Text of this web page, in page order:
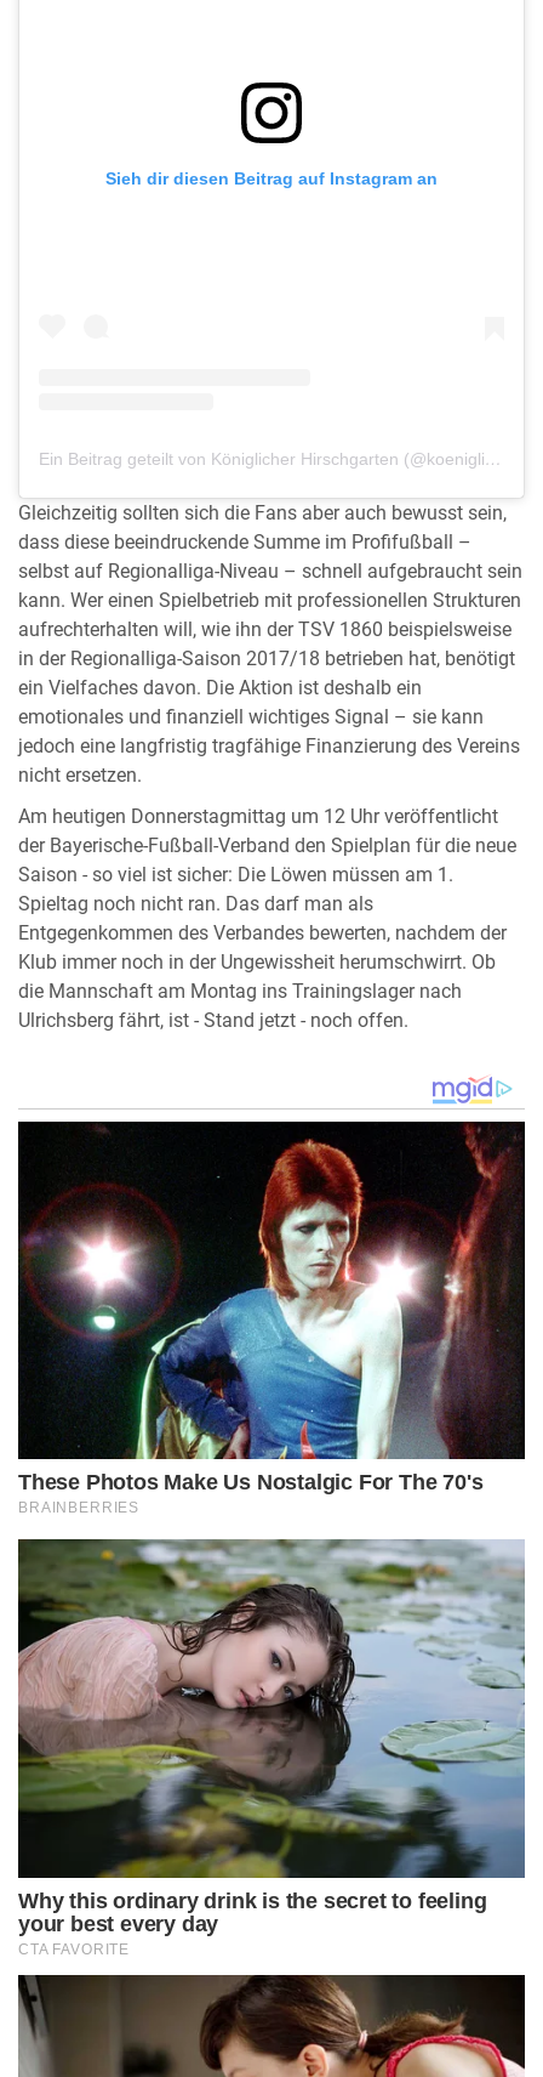
Sieh dir diesen Beitrag auf Instagram an
Ein Beitrag geteilt von Königlicher Hirschgarten (@koeniglicherhirschgarten)
Gleichzeitig sollten sich die Fans aber auch bewusst sein,
dass diese beeindruckende Summe im Profifußball –
selbst auf Regionalliga-Niveau – schnell aufgebraucht sein
kann. Wer einen Spielbetrieb mit professionellen Strukturen
aufrechterhalten will, wie ihn der TSV 1860 beispielsweise
in der Regionalliga-Saison 2017/18 betrieben hat, benötigt
ein Vielfaches davon. Die Aktion ist deshalb ein
emotionales und finanziell wichtiges Signal – sie kann
jedoch eine langfristig tragfähige Finanzierung des Vereins
nicht ersetzen.
Am heutigen Donnerstagmittag um 12 Uhr veröffentlicht
der Bayerische-Fußball-Verband den Spielplan für die neue
Saison - so viel ist sicher: Die Löwen müssen am 1.
Spieltag noch nicht ran. Das darf man als
Entgegenkommen des Verbandes bewerten, nachdem der
Klub immer noch in der Ungewissheit herumschwirrt. Ob
die Mannschaft am Montag ins Trainingslager nach
Ulrichsberg fährt, ist - Stand jetzt - noch offen.